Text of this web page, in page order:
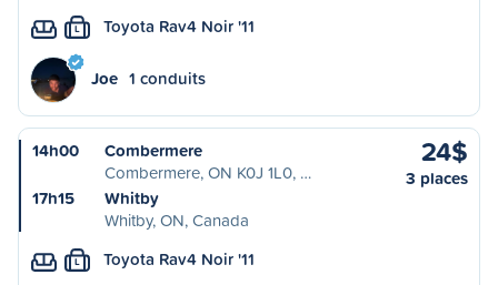
L Toyota Rav4 Noir '11
Joe 1 conduits
14h00
Combermere
Combermere, ON K0J 1L0, …
17h15
Whitby
Whitby, ON, Canada
24$
3 places
L Toyota Rav4 Noir '11